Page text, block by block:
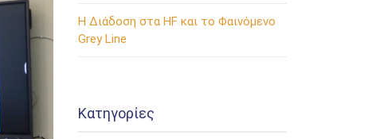
Η Διάδοση στα HF και το Φαινόμενο
Grey Line
Kατηγορίες